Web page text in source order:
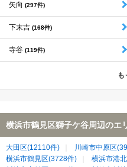
矢向 (297件)
下末吉 (168件)
寺谷 (119件)
も
横浜市鶴見区獅子ケ谷周辺のエ
大田区(12110件) 川崎市中原区
横浜市鶴見区(3728件)
横浜市港